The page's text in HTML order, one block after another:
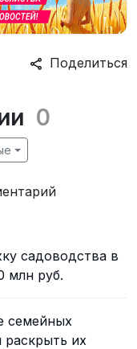
Поделиться
0
садоводства в
млн руб.
семейных
раскрыть их